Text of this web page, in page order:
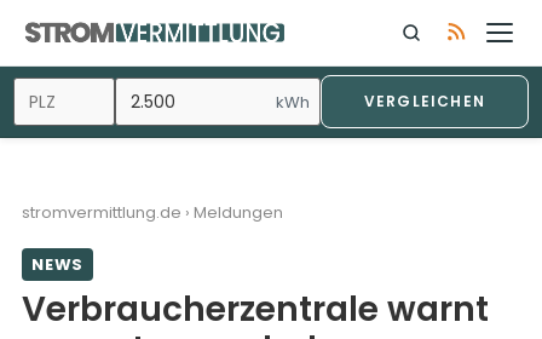
Inhalt
springen
kWh VERGLEICHEN
stromvermittlung.de › Meldungen
NEWS
Verbraucherzentrale warnt